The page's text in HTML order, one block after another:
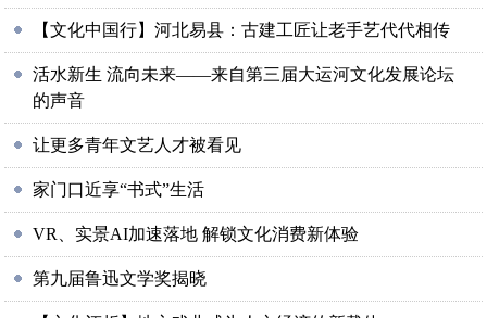
【文化中国行】河北易县：古建工匠让老手艺代代相传
活水新生 流向未来——来自第三届大运河文化发展论坛
的声音
让更多青年文艺人才被看见
家门口近享“书式”生活
VR、实景AI加速落地 解锁文化消费新体验
第九届鲁迅文学奖揭晓